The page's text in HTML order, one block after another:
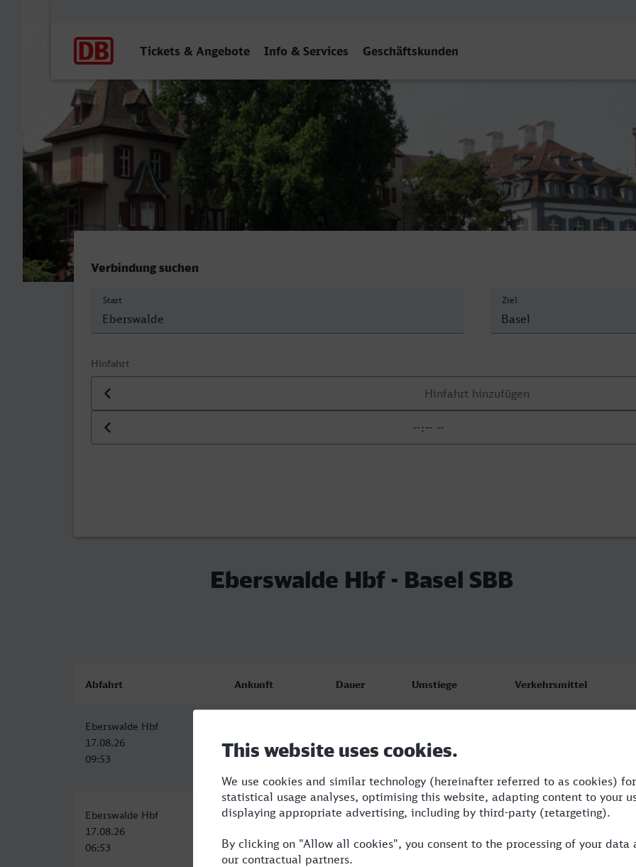
Tickets & Angebote Info & Services Geschäftskunden
Eberswalde Hbf - Basel SBB
Verbindung suchen
Start Ziel
Hinfahrt
Datum der Hinfahrt
Uhrzeit der Hinfahrt
Eberswalde Hbf - Basel SBB
Abfahrt Ankunft Dauer Umstiege Verkehrsmittel
Eberswalde Hbf
17.08.26
09:53
17.08.26
17:48
Eberswalde Hbf
17.08.26
06:53
Basel SBB
15:21
8:28 2 RE,ECE,ICE